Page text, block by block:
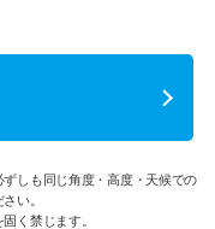
しも同じ角度・高度・天候での
い。
く禁じます。